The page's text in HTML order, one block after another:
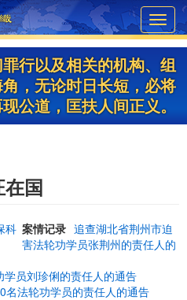
行以及相关的机构、组
，无论时日长短，必将
公道，匡扶人间正义。
在国
科 案情记录 追查湖北省荆州市迫
害法轮功学员张荆州的责任人的
员刘珍俐的责任人的通告
名法轮功学员的责任人的通告